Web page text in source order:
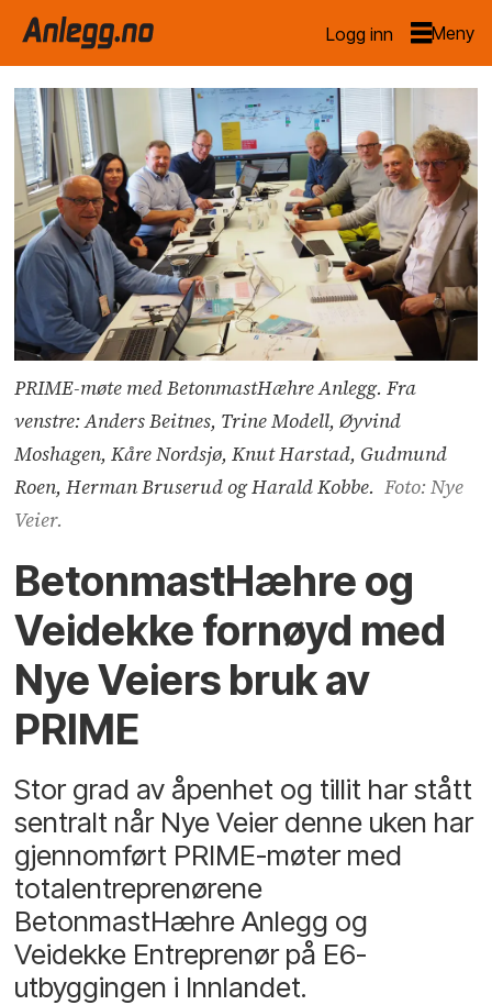
Logg inn
PRIME-møte med BetonmastHæhre Anlegg. Fra
venstre: Anders Beitnes, Trine Modell, Øyvind
Moshagen, Kåre Nordsjø, Knut Harstad, Gudmund
Roen, Herman Bruserud og Harald Kobbe. Foto: Nye
Veier.
BetonmastHæhre og
Veidekke fornøyd med
Nye Veiers bruk av
PRIME
Stor grad av åpenhet og tillit har stått
sentralt når Nye Veier denne uken har
gjennomført PRIME-møter med
totalentreprenørene
BetonmastHæhre Anlegg og
Veidekke Entreprenør på E6-
utbyggingen i Innlandet.